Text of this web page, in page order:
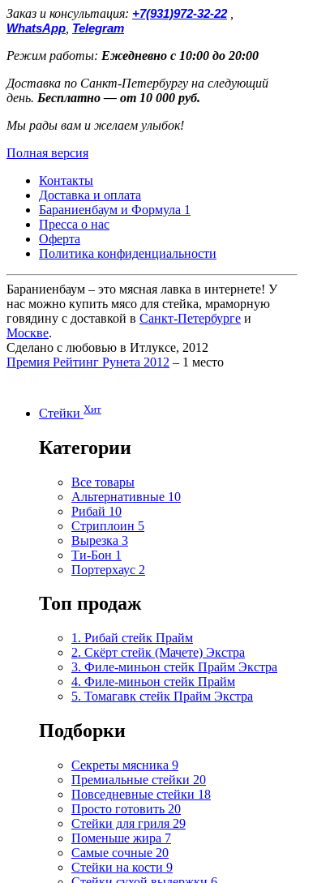
Заказ и консультация: +7(931)972-32-22,
WhatsApp, Telegram
Режим работы: Ежедневно с 10:00 до 20:00
Доставка по Санкт-Петербургу на следующий
день. Бесплатно — от 10 000 руб.
Мы рады вам и желаем улыбок!
Полная версия
Контакты
Доставка и оплата
Бараниенбаум и Формула 1
Пресса о нас
Оферта
Политика конфиденциальности
Бараниенбаум – это мясная лавка в интернете! У
нас можно купить мясо для стейка, мраморную
говядину с доставкой в Санкт-Петербурге и
Москве.
Сделано с любовью в Итлуксе, 2012
Премия Рейтинг Рунета 2012 – 1 место
Стейки Хит
Категории
Все товары
Альтернативные 10
Рибай 10
Стриплоин 5
Вырезка 3
Ти-Бон 1
Портерхаус 2
Топ продаж
1. Рибай cтейк Прайм
2. Скёрт стейк (Мачете) Экстра
3. Филе-миньон стейк Прайм Экстра
4. Филе-миньон стейк Прайм
5. Томагавк стейк Прайм Экстра
Подборки
Секреты мясника 9
Премиальные стейки 20
Повседневные стейки 18
Просто готовить 20
Стейки для гриля 29
Поменьше жира 7
Самые сочные 20
Стейки на кости 9